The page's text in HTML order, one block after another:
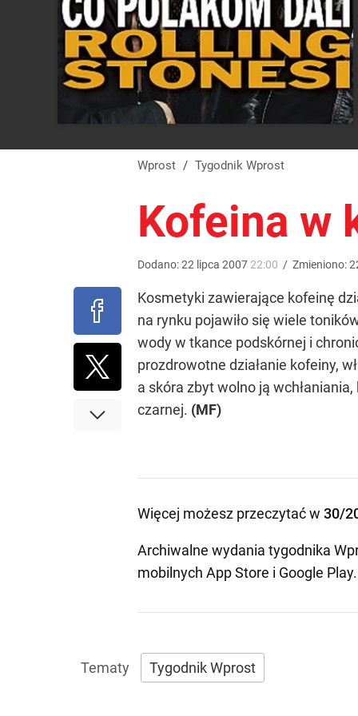
Wprost / Tygodnik Wprost
Kofeina w
Dodano:22 lipca 2007 22:00 / Zmieniono:
Kosmetyki zawierające kofeinę
na rynku pojawiło się wiele
wody w tkance podskórnej i
prozdrowotne działanie kofeiny,
a skóra zbyt wolno ją
czarnej. (MF)
Więcej możesz przeczytać w 30/
Archiwalne wydania tygodnika
mobilnych App Store i Google Play.
Tygodnik Wprost